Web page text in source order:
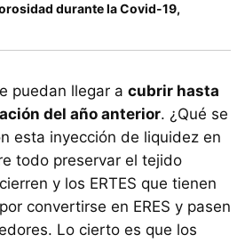
durante la Covid-19,
puedan llegar a cubrir hasta
del año anterior. ¿Qué se
esta inyección de liquidez en
todo preservar el tejido
y los ERTES que tienen
convertirse en ERES y pasen
Lo cierto es que los